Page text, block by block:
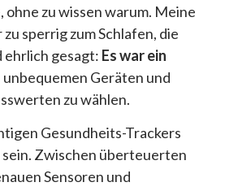
ohne zu wissen warum. Meine
sperrig zum Schlafen, die
ehrlich gesagt: Es war ein
unbequemen Geräten und
zu wählen.
Gesundheits-Trackers
Zwischen überteuerten
Sensoren und